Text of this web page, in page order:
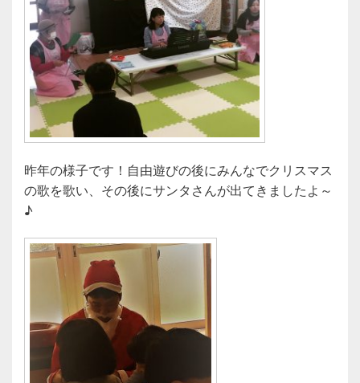
昨年の様子です！自由遊びの後にみんなでクリスマス
の歌を歌い、その後にサンタさんが出てきましたよ～
♪